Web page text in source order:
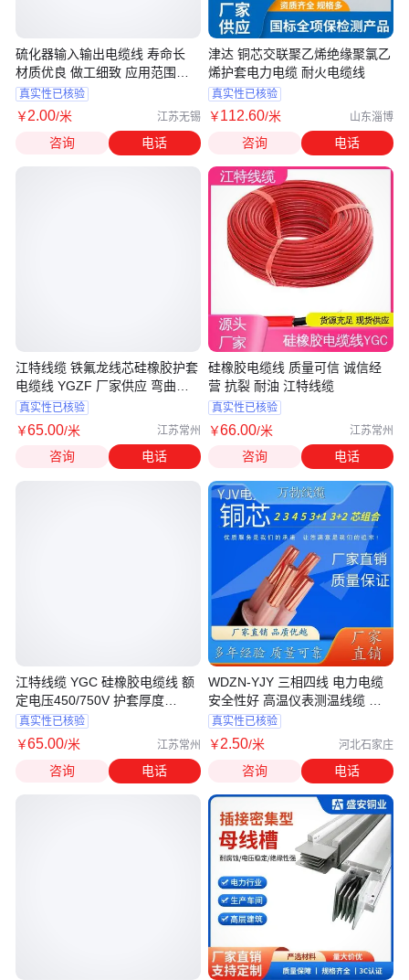
硫化器输入输出电缆线 寿命长
材质优良 做工细致 应用范围广
逸凯
真实性已核验
￥2.00/米 江苏无锡
咨询 电话
江特线缆 铁氟龙线芯硅橡胶护套
电缆线 YGZF 厂家供应 弯曲性
能优良
真实性已核验
￥65.00/米 江苏常州
咨询 电话
江特线缆 YGC 硅橡胶电缆线 额
定电压450/750V 护套厚度
mm1.4
真实性已核验
￥65.00/米 江苏常州
咨询 电话
津达 铜芯交联聚乙烯绝缘聚氯乙
烯护套电力电缆 耐火电缆线
真实性已核验
￥112.60/米 山东淄博
咨询 电话
硅橡胶电缆线 质量可信 诚信经
营 抗裂 耐油 江特线缆
真实性已核验
￥66.00/米 江苏常州
咨询 电话
WDZN-YJY 三相四线 电力电缆
安全性好 高温仪表测温线缆 货
源充足
真实性已核验
￥2.50/米 河北石家庄
咨询 电话